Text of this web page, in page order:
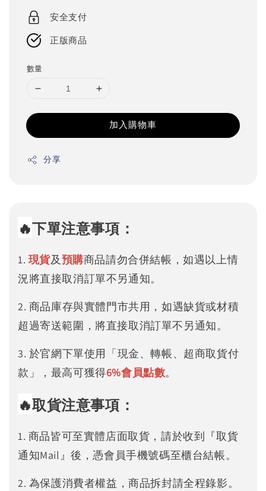
price
安全支付
正版商品
數量
加入購物車
分享
🔥下單注意事項：
1. 現貨及預購商品請勿合併結帳，如遇以上情
況將直接取消訂單不另通知。
2. 商品庫存與實體門市共用，如遇缺貨或材積
超過寄送範圍，將直接取消訂單不另通知。
3. 於官網下單使用「現金、轉帳、超商取貨付
款」，最高可獲得6%會員點數。
🔥取貨注意事項：
1. 商品皆可至實體店面取貨，請於收到『取貨
通知Mail』後，憑會員手機號碼至櫃台結帳。
2. 為保護消費者權益，商品拆封請全程錄影。